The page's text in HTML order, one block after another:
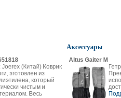
Joerex (Китай) Коврик
зготовлен из
который
чистым и
Весь
Аксессуары
Altus Gaiter M